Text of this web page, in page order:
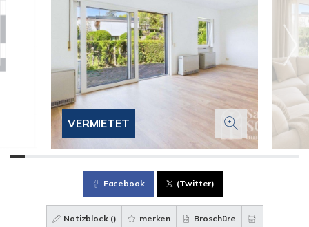
VERMIETET
Facebook (Twitter)
Notizblock () merken Broschüre